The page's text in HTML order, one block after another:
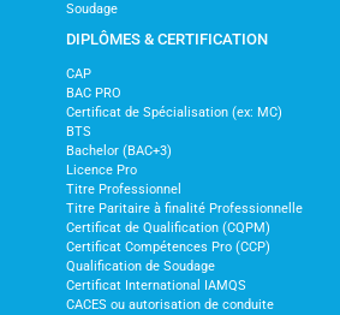
Soudage
DIPLÔMES & CERTIFICATION
CAP
BAC PRO
Certificat de Spécialisation (ex: MC)
BTS
Bachelor (BAC+3)
Licence Pro
Titre Professionnel
Titre Paritaire à finalité Professionnelle
Certificat de Qualification (CQPM)
Certificat Compétences Pro (CCP)
Qualification de Soudage
Certificat International IAMQS
CACES ou autorisation de conduite